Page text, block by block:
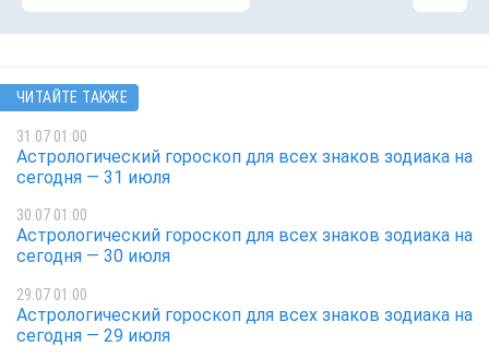
ЧИТАЙТЕ ТАКЖЕ
31.07 01:00
Астрологический гороскоп для всех знаков зодиака на
сегодня — 31 июля
30.07 01:00
Астрологический гороскоп для всех знаков зодиака на
сегодня — 30 июля
29.07 01:00
Астрологический гороскоп для всех знаков зодиака на
сегодня — 29 июля